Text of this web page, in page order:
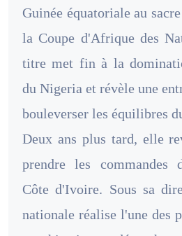
Guinée équatoriale au
la Coupe d'Afrique des
titre met fin à la
du Nigeria et révèle une
bouleverser les équilibres
Deux ans plus tard, elle
prendre les commandes
Côte d'Ivoire. Sous sa
nationale réalise l'une des